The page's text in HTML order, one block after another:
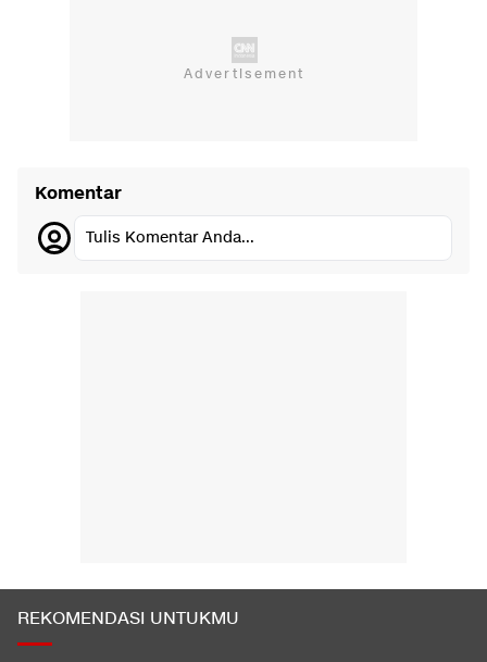
Komentar
Tulis Komentar Anda...
REKOMENDASI UNTUKMU